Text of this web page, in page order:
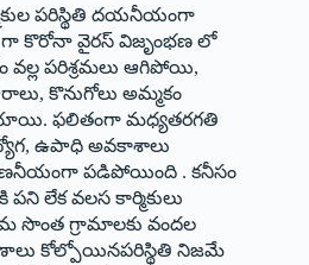
పరిస్థితి దయనీయంగా
కొరోనా వైరస్‌ ‌విజృంభణ లో
వల్ల పరిశ్రమలు ఆగిపోయి,
కొనుగోలు అమ్మకం
ఫలితంగా మధ్యతరగతి
ఉపాధి అవకాశాలు
పడిపోయింది . కనీసం
లేక వలస కార్మికులు
సొంత గ్రామాలకు వందల
కోల్పోయినపరిస్థితి నిజమే